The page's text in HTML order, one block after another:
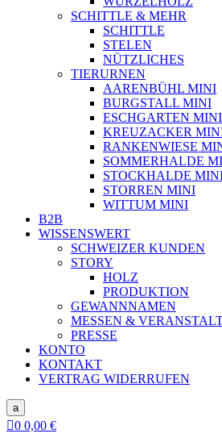
SCHITTLE & MEHR
SCHITTLE
STELEN
NÜTZLICHES
TIERURNEN
AARENBÜHL MINI
BURGSTALL MINI
ESCHGARTEN MINI
KREUZACKER
RANKENWIESE
SOMMERHALDE
STOCKHALDE
STORREN MINI
WITTUM MINI
B2B
WISSENSWERT
SCHWEIZER KUNDEN
STORY
HOLZ
PRODUKTION
GEWANNNAMEN
MESSEN &
PRESSE
KONTO
KONTAKT
VERTRAG WIDERRUFEN
a
0 0,00 €